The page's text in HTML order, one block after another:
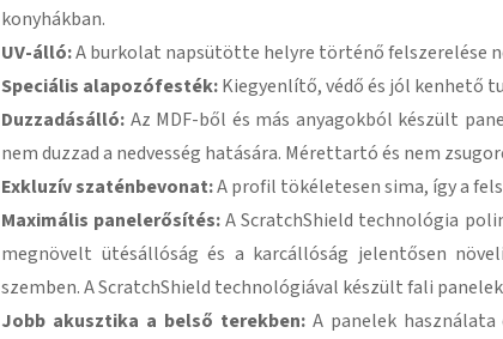
konyhákban.
UV-álló:A burkolat napsütötte helyre történő felszerelése
Speciális alapozófesték:Kiegyenlítő, védő és jól kenhető
Duzzadásálló: Az MDF-ből és más anyagokból készült
nem duzzad a nedvesség hatására. Mérettartó és nem
Exkluzív szaténbevonat:A profil tökéletesen sima, így a
Maximális panelerősítés:A ScratchShield technológia
megnövelt ütésállóság és a karcállóság jelentősen
szemben. A ScratchShield technológiával készült fali
Jobb akusztika a belső terekben:A panelek használata